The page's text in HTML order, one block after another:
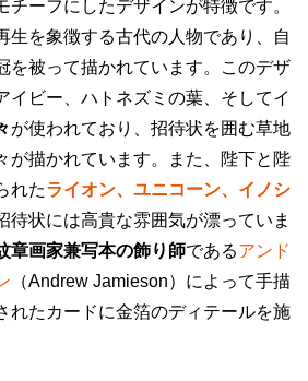
チーフにしたデザインが特徴です。
生を象徴する古代の人物であり、自
を被って描かれています。このデザ
イビー、ハトネズミの葉、そしてイ
が使われており、招待状を囲む草地
が描かれています。また、陛下と陛
れたライオン、ユニコーン、イノシ
待状には高貴な雰囲気が漂っていま
章画家兼写本の飾り師であるアンド
（Andrew Jamieson）によって手描
れたカードに金箔のディテールを施